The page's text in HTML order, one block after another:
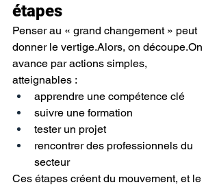
étapes
Penser au « grand changement » peut
donner le vertige.Alors, on découpe.On
avance par actions simples,
atteignables :
apprendre une compétence clé
suivre une formation
tester un projet
rencontrer des professionnels du
secteur
Ces étapes créent du mouvement, et le